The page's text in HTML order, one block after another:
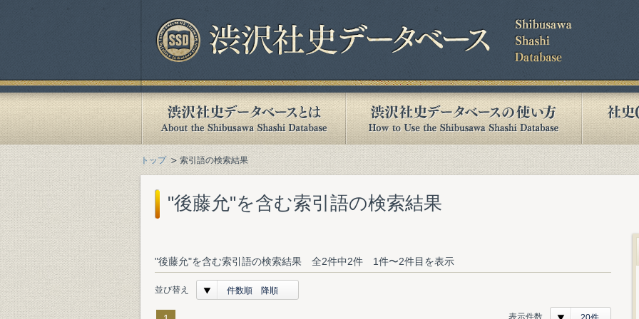
トップ 索引語の検索結果
"後藤允"を含む索引語の検索結果
"後藤允"を含む索引語の検索結果 全2件中2件 1件〜2件目を表示
並び替え 件数順 降順
表示件数